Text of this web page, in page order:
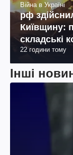
Війна в Україні
рф
Київщину:
складські
поранених
22 години тому
Інші